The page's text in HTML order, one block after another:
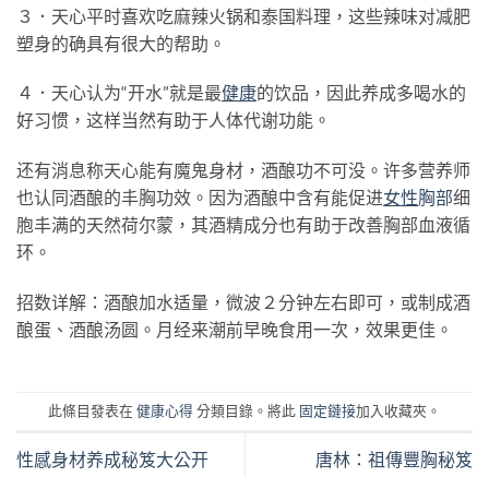
３．天心平时喜欢吃麻辣火锅和泰国料理，这些辣味对减肥
塑身的确具有很大的帮助。
４．天心认为“开水”就是最健康的饮品，因此养成多喝水的
好习惯，这样当然有助于人体代谢功能。
还有消息称天心能有魔鬼身材，酒酿功不可没。许多营养师
也认同酒酿的丰胸功效。因为酒酿中含有能促进女性胸部细
胞丰满的天然荷尔蒙，其酒精成分也有助于改善胸部血液循
环。
招数详解：酒酿加水适量，微波２分钟左右即可，或制成酒
酿蛋、酒酿汤圆。月经来潮前早晚食用一次，效果更佳。
此條目發表在 健康心得分類目錄。將此 固定鏈接加入收藏夾。
性感身材养成秘笈大公开 唐林：祖傳豐胸秘笈